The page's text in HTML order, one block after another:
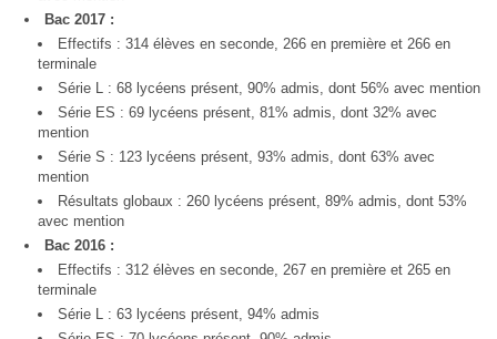
Bac 2017 :
Effectifs : 314 élèves en seconde, 266 en première et 266 en
terminale
Série L : 68 lycéens présent, 90% admis, dont 56% avec mention
Série ES : 69 lycéens présent, 81% admis, dont 32% avec
mention
Série S : 123 lycéens présent, 93% admis, dont 63% avec
mention
Résultats globaux : 260 lycéens présent, 89% admis, dont 53%
avec mention
Bac 2016 :
Effectifs : 312 élèves en seconde, 267 en première et 265 en
terminale
Série L : 63 lycéens présent, 94% admis